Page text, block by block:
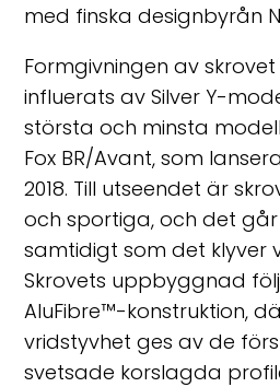
med finska designbyrån
Formgivningen av
influerats av Silver Y-
största och minsta
Fox BR/Avant, som
2018. Till utseendet är
och sportiga, och det går
samtidigt som det klyver
Skrovets uppbyggnad
AluFibre™-konstruktion,
vridstyvhet ges av de
svetsade korslagda